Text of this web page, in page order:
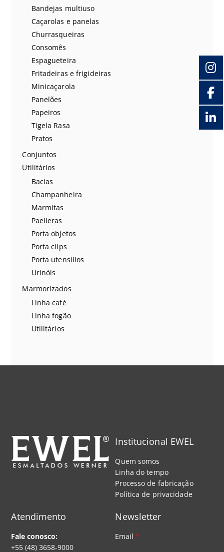
Bandejas multiuso
Caçarolas e panelas
Churrasqueiras
Consomês
Espagueteira
Fritadeiras e frigideiras
Minicaçarola
Panelões
Papeiros
Tigela Rasa
Pratos
Conjuntos
Utilitários
Bacias
Champanheira
Marmitas
Paelleras
Porta objetos
Porta clips
Porta utensílios
Urinóis
Marmorizados
Linha café
Linha fogão
Utilitários
Institucional EWEL
Quem somos
Linha do tempo
Processo de fabricação
Política de privacidade
Atendimento
Fale conosco:
+55 (48) 3658-9000
Newsletter
Email*